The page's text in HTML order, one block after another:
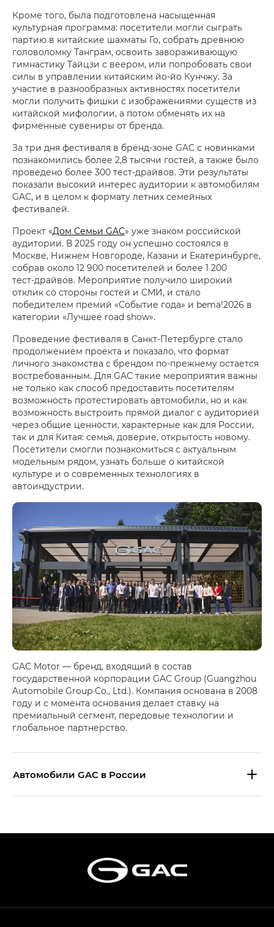
Кроме того, была подготовлена насыщенная
культурная программа: посетители могли сыграть
партию в китайские шахматы Го, собрать древнюю
головоломку Танграм, освоить завораживающую
гимнастику Тайцзи с веером, или попробовать свои
силы в управлении китайским йо-йо Кунчжу. За
участие в разнообразных активностях посетители
могли получить фишки с изображениями существ из
китайской мифологии, а потом обменять их на
фирменные сувениры от бренда.
За три дня фестиваля в бренд-зоне GAC с новинками
познакомились более 2,8 тысячи гостей, а также было
проведено более 300 тест-драйвов. Эти результаты
показали высокий интерес аудитории к автомобилям
GAC, и в целом к формату летних семейных
фестивалей.
Проект «Дом Семьи GAC» уже знаком российской
аудитории. В 2025 году он успешно состоялся в
Москве, Нижнем Новгороде, Казани и Екатеринбурге,
собрав около 12 900 посетителей и более 1 200
тест‑драйвов. Мероприятие получило широкий
отклик со стороны гостей и СМИ, и стало
победителем премий «Событие года» и bema!2026 в
категории «Лучшее road show».
Проведение фестиваля в Санкт-Петербурге стало
продолжением проекта и показало, что формат
личного знакомства с брендом по-прежнему остается
востребованным. Для GAC такие мероприятия важны
не только как способ предоставить посетителям
возможность протестировать автомобили, но и как
возможность выстроить прямой диалог с аудиторией
через общие ценности, характерные как для России,
так и для Китая: семья, доверие, открытость новому.
Посетители смогли познакомиться с актуальным
модельным рядом, узнать больше о китайской
культуре и о современных технологиях в
автоиндустрии.
GAC Motor — бренд, входящий в состав
государственной корпорации GAC Group (Guangzhou
Automobile Group Co., Ltd.). Компания основана в 2008
году и с момента основания делает ставку на
премиальный сегмент, передовые технологии и
глобальное партнерство.
Aвтомобили GAC в России
Эс Икс ПРЕМИУМ — SX PREMIUM
S7 — Эс 7 (S7) в комплектациях
Эс Икс ПРЕМИУМ — SX PREMIUM, Эс Тэ — ST
в комплектации Экс ПРЕМИУМ — EX PREMIUM